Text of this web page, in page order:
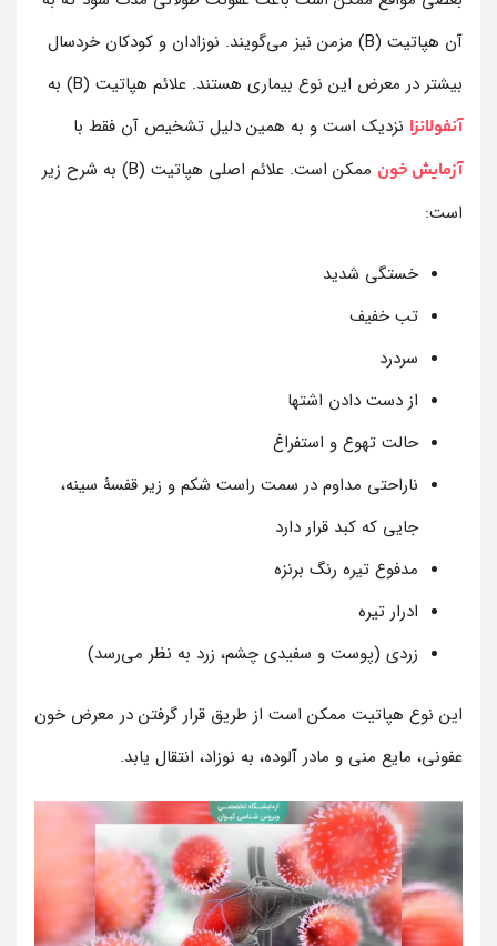
آن هپاتیت (B) مزمن نیز می‌گویند. نوزادان و کودکان خردسال
بیشتر در معرض این نوع بیماری هستند. علائم هپاتیت (B) به
آنفولانزا نزدیک است و به همین دلیل تشخیص آن فقط با
آزمایش خون
ممکن است. علائم اصلی هپاتیت (B) به شرح زیر
است:
خستگی شدید
تب خفیف
سردرد
از دست دادن اشتها
حالت تهوع و استفراغ
ناراحتی مداوم در سمت راست شکم و زیر قفسۀ سینه،
جایی که کبد قرار دارد
مدفوع تیره رنگ برنزه
ادرار تیره
زردی (پوست و سفیدی چشم، زرد به نظر می‌رسد)
این نوع هپاتیت ممکن است از طریق قرار گرفتن در معرض خون
عفونی، مایع منی و مادر آلوده، به نوزاد، انتقال یابد.